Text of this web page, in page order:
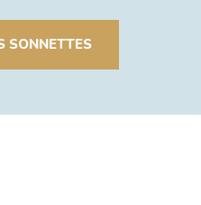
SONNETTES